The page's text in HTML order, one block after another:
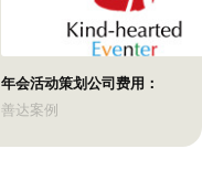
年会活动策划公司费用：
善达案例